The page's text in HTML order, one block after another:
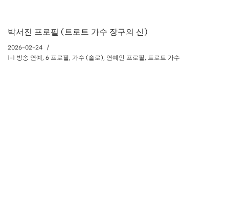
박서진 프로필 (트로트 가수 장구의 신)
2026-02-24
1-1 방송 연예, 6 프로필, 가수 (솔로), 연예인 프로필, 트로트 가수